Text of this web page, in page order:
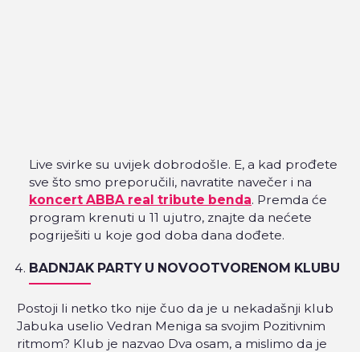
Live svirke su uvijek dobrodošle. E, a kad prođete
sve što smo preporučili, navratite navečer i na
koncert ABBA real tribute benda. Premda će
program krenuti u 11 ujutro, znajte da nećete
pogriješiti u koje god doba dana dođete.
BADNJAK PARTY U NOVOOTVORENOM KLUBU
Postoji li netko tko nije čuo da je u nekadašnji klub
Jabuka uselio Vedran Meniga sa svojim Pozitivnim
ritmom? Klub je nazvao Dva osam, a mislimo da je